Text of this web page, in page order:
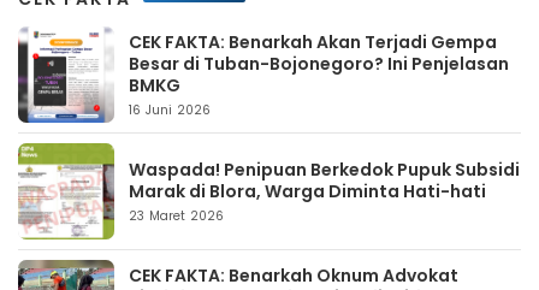
CEK FAKTA: Benarkah Akan Terjadi Gempa
Besar di Tuban-Bojonegoro? Ini Penjelasan
BMKG
16 Juni 2026
Waspada! Penipuan Berkedok Pupuk Subsidi
Marak di Blora, Warga Diminta Hati-hati
23 Maret 2026
CEK FAKTA: Benarkah Oknum Advokat